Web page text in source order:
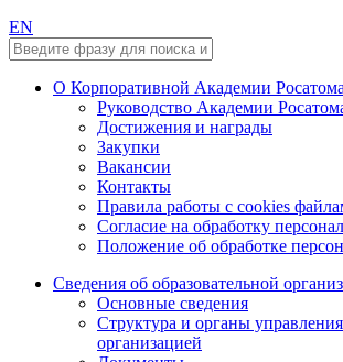
EN
О Корпоративной Академии Росатома
Руководство Академии
Достижения и награды
Закупки
Вакансии
Контакты
Правила работы с cookies
Согласие на обработку
Положение об обработке
Сведения об образовательной
Основные сведения
Структура и органы
организацией